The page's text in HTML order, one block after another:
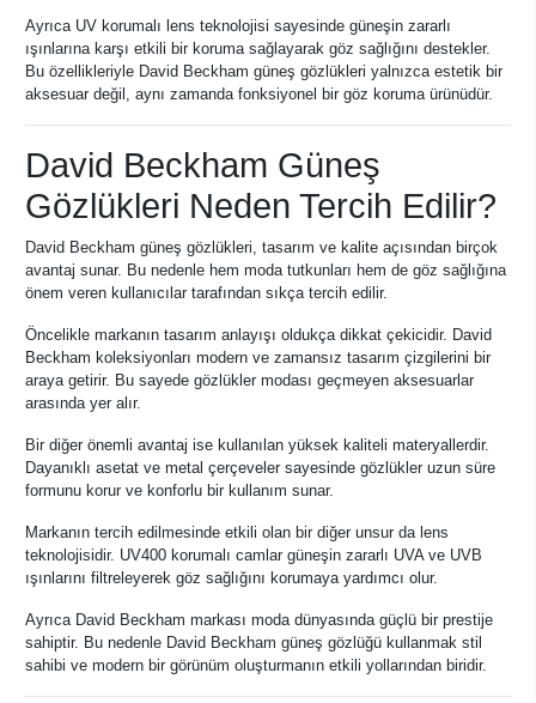
Ayrıca UV korumalı lens teknolojisi sayesinde güneşin zararlı
ışınlarına karşı etkili bir koruma sağlayarak göz sağlığını destekler.
Bu özellikleriyle David Beckham güneş gözlükleri yalnızca estetik bir
aksesuar değil, aynı zamanda fonksiyonel bir göz koruma ürünüdür.
David Beckham Güneş
Gözlükleri Neden Tercih Edilir?
David Beckham güneş gözlükleri, tasarım ve kalite açısından birçok
avantaj sunar. Bu nedenle hem moda tutkunları hem de göz sağlığına
önem veren kullanıcılar tarafından sıkça tercih edilir.
Öncelikle markanın tasarım anlayışı oldukça dikkat çekicidir. David
Beckham koleksiyonları modern ve zamansız tasarım çizgilerini bir
araya getirir. Bu sayede gözlükler modası geçmeyen aksesuarlar
arasında yer alır.
Bir diğer önemli avantaj ise kullanılan yüksek kaliteli materyallerdir.
Dayanıklı asetat ve metal çerçeveler sayesinde gözlükler uzun süre
formunu korur ve konforlu bir kullanım sunar.
Markanın tercih edilmesinde etkili olan bir diğer unsur da lens
teknolojisidir. UV400 korumalı camlar güneşin zararlı UVA ve UVB
ışınlarını filtreleyerek göz sağlığını korumaya yardımcı olur.
Ayrıca David Beckham markası moda dünyasında güçlü bir prestije
sahiptir. Bu nedenle David Beckham güneş gözlüğü kullanmak stil
sahibi ve modern bir görünüm oluşturmanın etkili yollarından biridir.